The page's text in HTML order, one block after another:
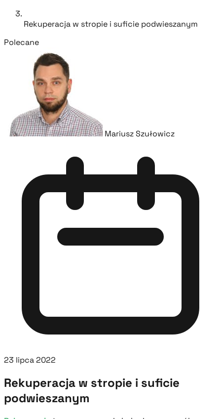
Rekuperacja w stropie i suficie podwieszanym
Polecane
Mariusz Szułowicz
23 lipca 2022
Rekuperacja w stropie i suficie
podwieszanym